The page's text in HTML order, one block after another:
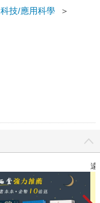
科技/應用科學
＞
遠